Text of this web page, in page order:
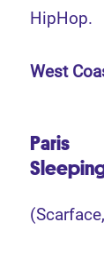
HipHop.
West
Paris